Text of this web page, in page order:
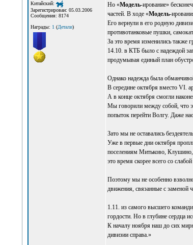
Китайский:
Зарегистрирован: 05.03.2006
Сообщения: 8174
Награды: 1(Детали)
Но «Модель-ирование»
частей. В ходе «Модель-
Его вернули в его родную
противотанковые пушки,
За это время изменились также
14.10. в КТБ было с надеждой
продумывая единый план
Однако надежда была
В середине октября вместо VI.
А в конце октября смогли
Мы говорили между собой, что
попыток перейти Волгу. Даже
Зато мы не оставались
Уже в первые дни октября
поселениям Митьково,
это время скорее всего со
Поэтому мы не особенно
движения, связанные с заменой
1.11. из самого высшего
гордости. Но в глубине сердца
К началу ноября наш до сих
дивизии справа.»